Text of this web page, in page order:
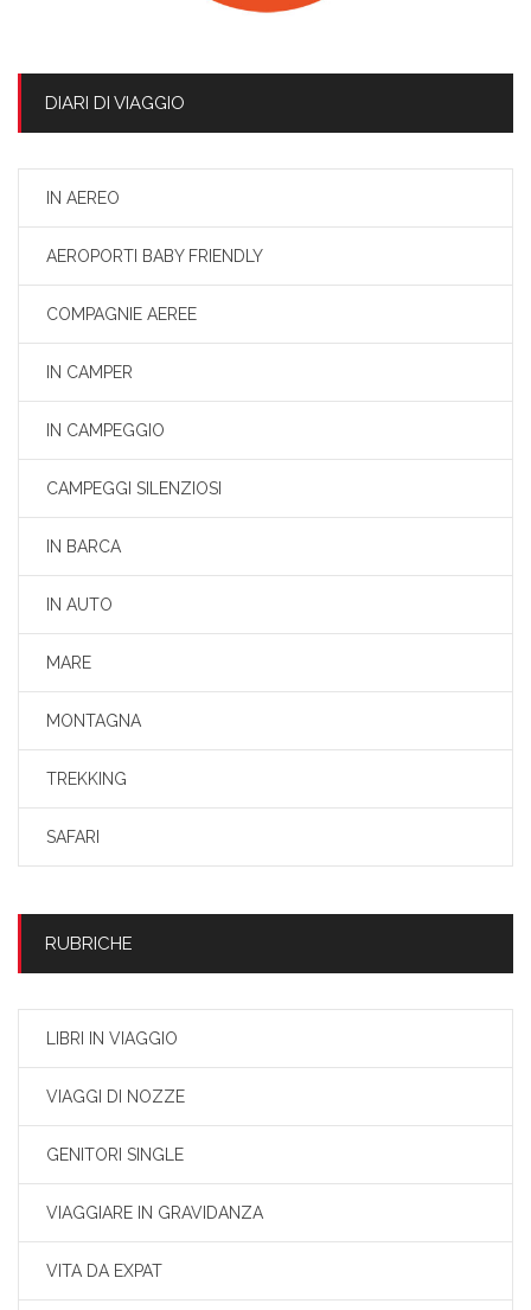
DIARI DI VIAGGIO
IN AEREO
AEROPORTI BABY FRIENDLY
COMPAGNIE AEREE
IN CAMPER
IN CAMPEGGIO
CAMPEGGI SILENZIOSI
IN BARCA
IN AUTO
MARE
MONTAGNA
TREKKING
SAFARI
RUBRICHE
LIBRI IN VIAGGIO
VIAGGI DI NOZZE
GENITORI SINGLE
VIAGGIARE IN GRAVIDANZA
VITA DA EXPAT